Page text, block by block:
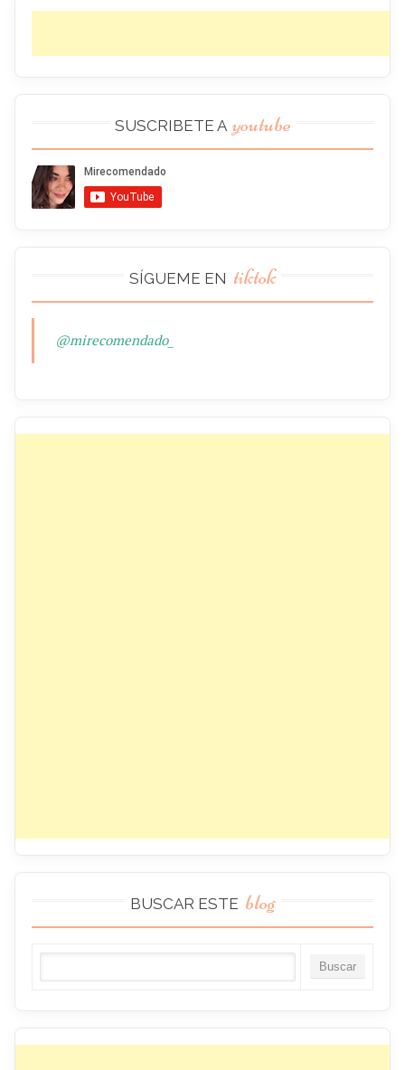
SUSCRIBETE A youtube
SÍGUEME EN tiktok
@mirecomendado_
BUSCAR ESTE blog